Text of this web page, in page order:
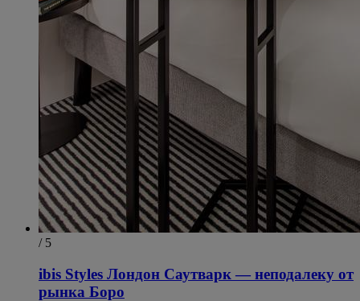
/ 5
ibis Styles Лондон Саутварк — неподалеку от
рынка Боро